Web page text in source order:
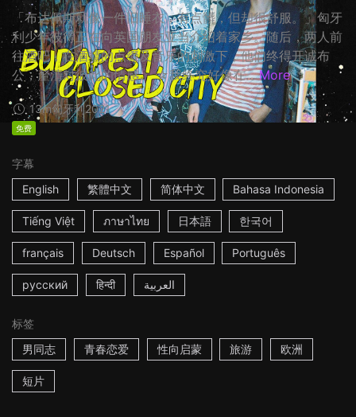
「布达佩斯就像一件旧睡衣，有点髒，但却很舒服。」匈牙
利少年彼得正在向英国朋友亚当介绍着家乡。随后，两人前
往酒吧，在酒精的点缀及音乐的刺激下，他们终得开诚布
公，釐清对彼此的情感。 ☆我终究好像在... More
13m匈牙利2021
免费
字幕
English
繁體中文 简体中文 Bahasa Indonesia
Tiếng Việt ภาษาไทย 日本語 한국어
français Deutsch Español Português
русский हिन्दी العربية
标签
男同志
青春恋爱 性向启蒙 旅游 欧洲
短片